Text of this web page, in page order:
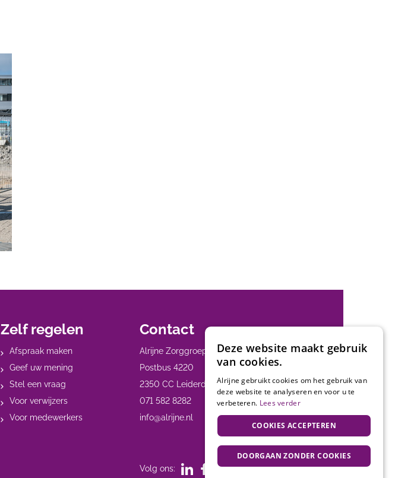
Zelf regelen
Afspraak maken
Geef uw mening
Stel een vraag
Voor verwijzers
Voor medewerkers
Contact
Alrijne Zorggroep
Postbus 4220
2350 CC Leiderdorp
071 582 8282
info@alrijne.nl
Volg ons:
Deze website maakt gebruik
van cookies.
Alrijne gebruikt cookies om het gebruik van
deze website te analyseren en voor u te
verbeteren. Lees verder
COOKIES ACCEPTEREN
DOORGAAN ZONDER COOKIES